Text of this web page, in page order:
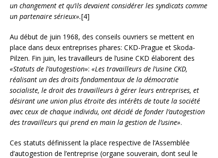
un changement et qu’ils devaient considérer les syndicats comme
un partenaire sérieux».[4]
Au début de juin 1968, des conseils ouvriers se mettent en
place dans deux entreprises phares: CKD-Prague et Skoda-
Pilzen. Fin juin, les travailleurs de l’usine CKD élaborent des
«Statuts de l’autogestion»: «Les travailleurs de l’usine CKD,
réalisant un des droits fondamentaux de la démocratie
socialiste, le droit des travailleurs à gérer leurs entreprises, et
désirant une union plus étroite des intérêts de toute la société
avec ceux de chaque individu, ont décidé de fonder l’autogestion
des travailleurs qui prend en main la gestion de l’usine».
Ces statuts définissent la place respective de l’Assemblée
d’autogestion de l’entreprise (organe souverain, dont seul le